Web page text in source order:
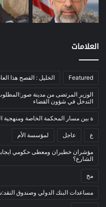
نفط
اتصالات
بيئة
ثقافة
أدب وشعر
بروفايل
تربية وتعليم
العلامات
Featured الخليل : الفصح هذا
الوزير المرتضى من مدينة
التدخل في شؤون القضاء
ة بين مسار المحكمة الخاصة
ع عاجل لمؤسسة الأم
مؤشران خطيران ومعطى حكومي
الشارع؟
مخ
مساعدات البنك الدولي وصندوق